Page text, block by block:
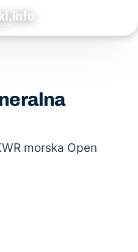
morska Open